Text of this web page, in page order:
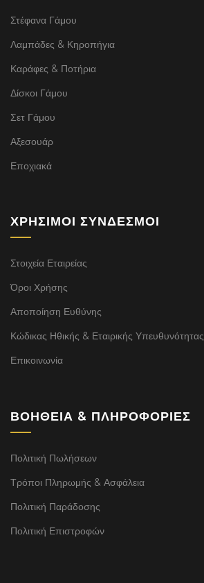
Στέφανα Γάμου
Λαμπάδες & Κηροπήγια
Καράφες & Ποτήρια
Δίσκοι Γάμου
Σετ Γάμου
Αξεσουάρ
Εποχιακά
ΧΡΉΣΙΜΟΙ ΣΎΝΔΕΣΜΟΙ
Στοιχεία Εταιρείας
Όροι Χρήσης
Αποποίηση Ευθύνης
Κώδικας Ηθικής & Εταιρικής Υπευθυνότητας
Επικοινωνία
ΒΟΉΘΕΙΑ & ΠΛΗΡΟΦΟΡΊΕΣ
Πολιτική Πωλήσεων
Τρόποι Πληρωμής & Ασφάλεια
Πολιτική Παράδοσης
Πολιτική Επιστροφών